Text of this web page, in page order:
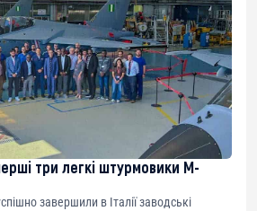
три легкі штурмовики M-
завершили в Італії заводські